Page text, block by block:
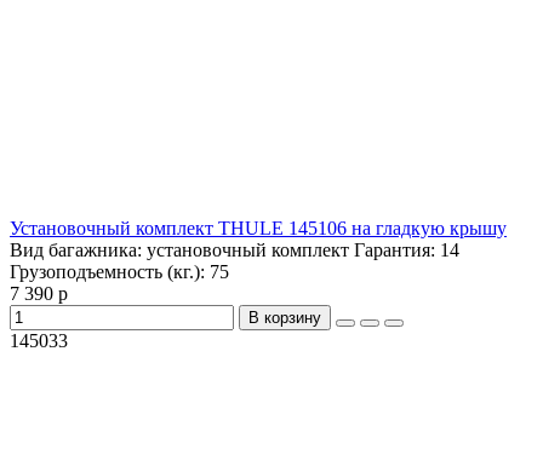
Установочный комплект THULE 145106 на гладкую крышу
Вид багажника: установочный комплект Гарантия: 14
Грузоподъемность (кг.): 75
7 390 р
В корзину
145033